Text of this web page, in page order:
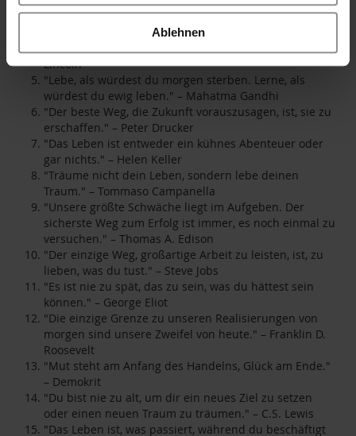
Ablehnen
Träume glauben." – Eleanor Roosevelt
"Es ist nicht die Jahre in unserem Leben, die zählen.
Es ist das Leben in unseren Jahren." – Abraham
Lincoln
"Lebe, als würdest du morgen sterben. Lerne, als
würdest du ewig leben." – Mahatma Gandhi
"Der beste Weg, die Zukunft vorauszusagen, ist, sie zu
erschaffen." – Peter Drucker
"Das Leben ist entweder ein kühnes Abenteuer oder
gar nichts." – Helen Keller
"Träume nicht dein Leben, sondern lebe deinen
Traum." – Tommaso Campanella
"Unsere größte Schwäche liegt im Aufgeben. Der
sicherste Weg zum Erfolg ist immer, es noch einmal zu
versuchen." – Thomas A. Edison
"Der einzige Weg, großartige Arbeit zu leisten, ist, zu
lieben, was du tust." – Steve Jobs
"Es ist nie zu spät, das zu sein, was du hättest sein
können." – George Eliot
"Die einzige Grenze zu unseren Realisierungen von
morgen sind unsere Zweifel von heute." – Franklin D.
Roosevelt
"Mut steht am Anfang des Handelns, Glück am Ende."
– Demokrit
"Du bist nie zu alt, um dir ein neues Ziel zu setzen
oder einen neuen Traum zu träumen." – C.S. Lewis
"Das Leben ist, was passiert, während du beschäftigt